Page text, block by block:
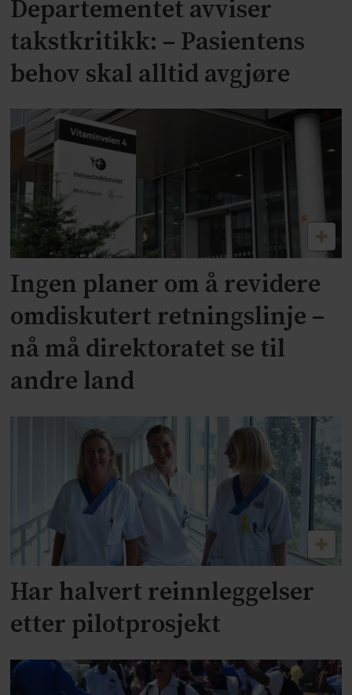
Departementet avviser
takstkritikk: – Pasientens
behov skal alltid avgjøre
Ingen planer om å revidere
omdiskutert retningslinje –
nå må direktoratet se til
andre land
Har halvert reinnleggelser
etter pilotprosjekt